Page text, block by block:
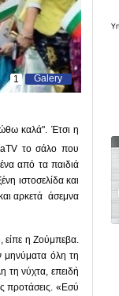
Galery
1
καλά". Έτσι η
το σάλο που
από τα παιδιά
ιστοσελίδα και
αρκετά άσεμνα
είπε η Ζούμπεβα.
μηνύματα όλη τη
τη νύχτα, επειδή
προτάσεις. «Εσύ